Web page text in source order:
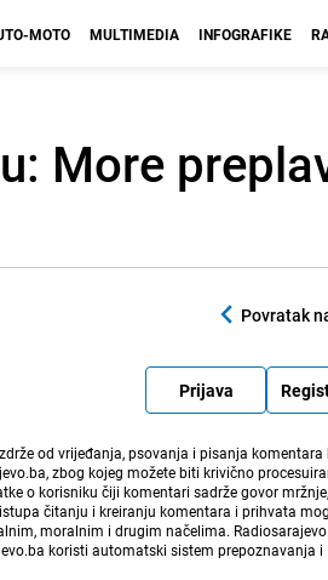
MOTO MULTIMEDIA INFOGRAFIKE
More
Povratak
Prijava
od vrijeđanja, psovanja i pisanja komentara
zbog kojeg možete biti krivično
o korisniku čiji komentari sadrže govor
čitanju i kreiranju komentara i prihvata
moralnim i drugim načelima.
koristi automatski sistem prepoznavanja i